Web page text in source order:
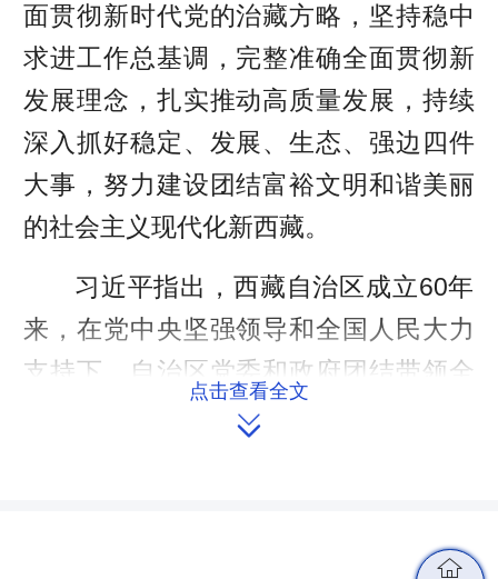
面贯彻新时代党的治藏方略，坚持稳中
求进工作总基调，完整准确全面贯彻新
发展理念，扎实推动高质量发展，持续
深入抓好稳定、发展、生态、强边四件
大事，努力建设团结富裕文明和谐美丽
的社会主义现代化新西藏。
习近平指出，西藏自治区成立60年
来，在党中央坚强领导和全国人民大力
支持下，自治区党委和政府团结带领全
区各族人民艰苦奋斗、开拓进取，坚持
的重大成就，雪域高原发生翻天覆地的
点击查看全文
